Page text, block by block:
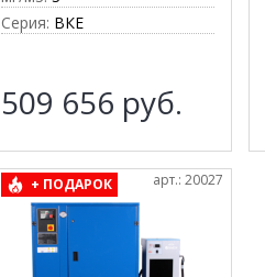
Серия: ВКЕ
509 656 руб.
+ ПОДАРОК арт.: 20027